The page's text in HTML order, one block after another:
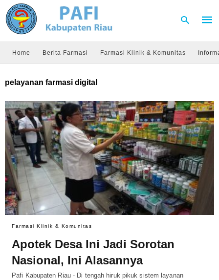
and
hit
Home Berita Farmasi Farmasi Klinik & Komunitas
pelayanan farmasi digital
Farmasi Klinik & Komunitas
Apotek Desa Ini Jadi Sorotan
Nasional, Ini Alasannya
Pafi Kabupaten Riau - Di tengah hiruk pikuk sistem layanan